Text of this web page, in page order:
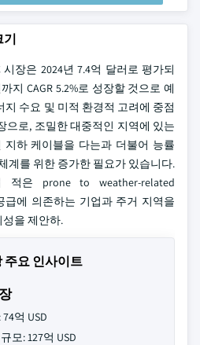
기
장은 2024년 7.4억 달러로 평가되
지 CAGR 5.2%로 성장할 것으로 예
수요 및 미적 환경적 고려에 중점
으로, 조밀한 대중적인 지역에 있는
하 케이블을 다는과 더불어 능률
계를 위한 증가한 필요가 있습니다.
적은 prone to weather-related
급에 의존하는 기업과 주거 지역을
을 제안하.
주요 인사이트
억 USD
모: 127억 USD